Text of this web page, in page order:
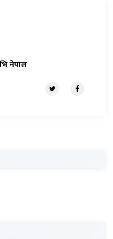
नेपाल